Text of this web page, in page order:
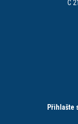
C
Přihlašte